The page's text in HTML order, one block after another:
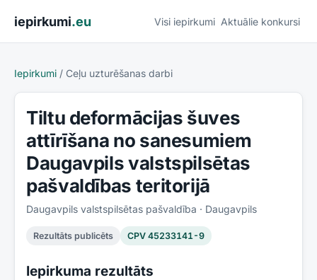
iepirkumi.eu Visi iepirkumi Aktuālie konkursi
Iepirkumi / Ceļu uzturēšanas darbi
Tiltu deformācijas šuves
attīrīšana no sanesumiem
Daugavpils valstspilsētas
pašvaldības teritorijā
Daugavpils valstspilsētas pašvaldība · Daugavpils
Rezultāts publicēts CPV 45233141-9
Iepirkuma rezultāts